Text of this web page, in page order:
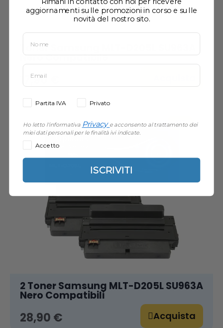
Toner Samsung MLT-D205L SU963A
Nero Compatibile
17,90 €
KIT
2 Toner Samsung MLT-D205L SU963A
Nero Compatibili
28,90 € Acquista
aggiornamenti sulle promozioni in corso e sulle
novità del nostro sito.
Partita IVA Privato
Ho letto l'informativa Privacy e acconsento al trattamento dei
miei dati personali per le finalità ivi indicate.
Accetto
ISCRIVITI